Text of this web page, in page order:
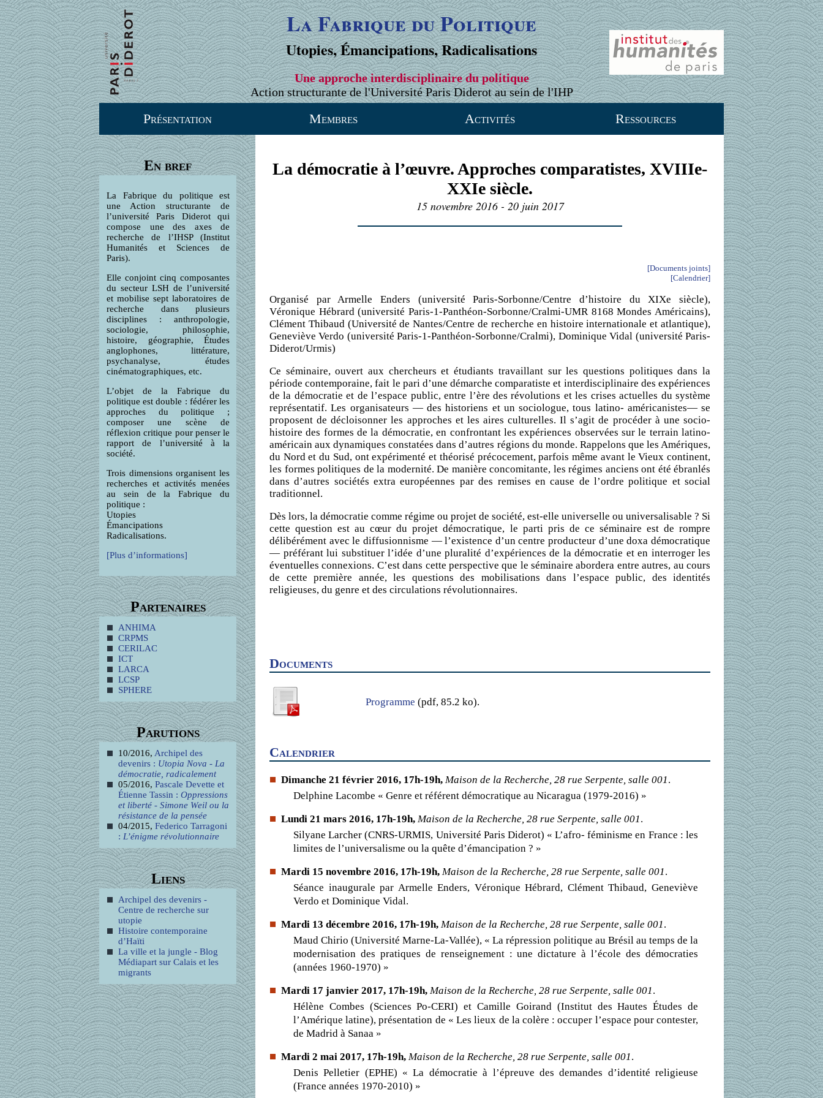
La Fabrique du Politique
Utopies, Émancipations, Radicalisations
Une approche interdisciplinaire du politique
Action structurante de l'Université Paris Diderot au sein de l'IHP
Présentation Membres Activités Ressources
En bref
La Fabrique du politique est
une Action structurante de
l’université Paris Diderot qui
compose une des axes de
recherche de l’IHSP (Institut
Humanités et Sciences de
Paris).
Elle conjoint cinq composantes
du secteur LSH de l’université
et mobilise sept laboratoires de
recherche dans plusieurs
disciplines : anthropologie,
sociologie, philosophie,
histoire, géographie, Études
anglophones, littérature,
psychanalyse, études
cinématographiques, etc.
L’objet de la Fabrique du
politique est double : fédérer les
approches du politique ;
composer une scène de
réflexion critique pour penser le
rapport de l’université à la
société.
Trois dimensions organisent les
recherches et activités menées
au sein de la Fabrique du
politique :
Utopies
Émancipations
Radicalisations.
[Plus d’informations]
Partenaires
ANHIMA
CRPMS
CERILAC
ICT
LARCA
LCSP
SPHERE
Parutions
10/2016, Archipel des
devenirs : Utopia Nova - La
démocratie, radicalement
05/2016, Pascale Devette et
Étienne Tassin : Oppressions
et liberté - Simone Weil ou la
résistance de la pensée
04/2015, Federico Tarragoni
: L’énigme révolutionnaire
Liens
Archipel des devenirs -
Centre de recherche sur
utopie
Histoire contemporaine
d’Haïti
La ville et la jungle - Blog
Médiapart sur Calais et les
migrants
La démocratie à l’œuvre. Approches comparatistes, XVIIIe-
XXIe siècle.
15 novembre 2016 - 20 juin 2017
[Documents joints]
[Calendrier]
Organisé par Armelle Enders (université Paris-Sorbonne/Centre d’histoire du XIXe siècle),
Véronique Hébrard (université Paris-1-Panthéon-Sorbonne/Cralmi-UMR 8168 Mondes Américains),
Clément Thibaud (Université de Nantes/Centre de recherche en histoire internationale et atlantique),
Geneviève Verdo (université Paris-1-Panthéon-Sorbonne/Cralmi), Dominique Vidal (université Paris-
Diderot/Urmis)
Ce séminaire, ouvert aux chercheurs et étudiants travaillant sur les questions politiques dans la
période contemporaine, fait le pari d’une démarche comparatiste et interdisciplinaire des expériences
de la démocratie et de l’espace public, entre l’ère des révolutions et les crises actuelles du système
représentatif. Les organisateurs — des historiens et un sociologue, tous latino- américanistes— se
proposent de décloisonner les approches et les aires culturelles. Il s’agit de procéder à une socio-
histoire des formes de la démocratie, en confrontant les expériences observées sur le terrain latino-
américain aux dynamiques constatées dans d’autres régions du monde. Rappelons que les Amériques,
du Nord et du Sud, ont expérimenté et théorisé précocement, parfois même avant le Vieux continent,
les formes politiques de la modernité. De manière concomitante, les régimes anciens ont été ébranlés
dans d’autres sociétés extra européennes par des remises en cause de l’ordre politique et social
traditionnel.
Dès lors, la démocratie comme régime ou projet de société, est-elle universelle ou universalisable ? Si
cette question est au cœur du projet démocratique, le parti pris de ce séminaire est de rompre
délibérément avec le diffusionnisme — l’existence d’un centre producteur d’une doxa démocratique
— préférant lui substituer l’idée d’une pluralité d’expériences de la démocratie et en interroger les
éventuelles connexions. C’est dans cette perspective que le séminaire abordera entre autres, au cours
de cette première année, les questions des mobilisations dans l’espace public, des identités
religieuses, du genre et des circulations révolutionnaires.
Documents
Programme (pdf, 85.2 ko).
Calendrier
Dimanche 21 février 2016, 17h-19h, Maison de la Recherche, 28 rue Serpente, salle 001.
Delphine Lacombe « Genre et référent démocratique au Nicaragua (1979-2016) »
Lundi 21 mars 2016, 17h-19h, Maison de la Recherche, 28 rue Serpente, salle 001.
Silyane Larcher (CNRS-URMIS, Université Paris Diderot) « L’afro- féminisme en France : les
limites de l’universalisme ou la quête d’émancipation ? »
Mardi 15 novembre 2016, 17h-19h, Maison de la Recherche, 28 rue Serpente, salle 001.
Séance inaugurale par Armelle Enders, Véronique Hébrard, Clément Thibaud, Geneviève
Verdo et Dominique Vidal.
Mardi 13 décembre 2016, 17h-19h, Maison de la Recherche, 28 rue Serpente, salle 001.
Maud Chirio (Université Marne-La-Vallée), « La répression politique au Brésil au temps de la
modernisation des pratiques de renseignement : une dictature à l’école des démocraties
(années 1960-1970) »
Mardi 17 janvier 2017, 17h-19h, Maison de la Recherche, 28 rue Serpente, salle 001.
Hélène Combes (Sciences Po-CERI) et Camille Goirand (Institut des Hautes Études de
l’Amérique latine), présentation de « Les lieux de la colère : occuper l’espace pour contester,
de Madrid à Sanaa »
Mardi 2 mai 2017, 17h-19h, Maison de la Recherche, 28 rue Serpente, salle 001.
Denis Pelletier (EPHE) « La démocratie à l’épreuve des demandes d’identité religieuse
(France années 1970-2010) »